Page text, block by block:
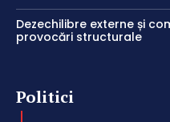
Dezechilibre externe și
provocări structurale
Politici